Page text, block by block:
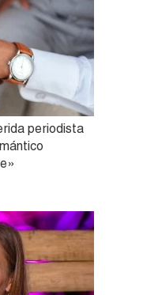
periodista